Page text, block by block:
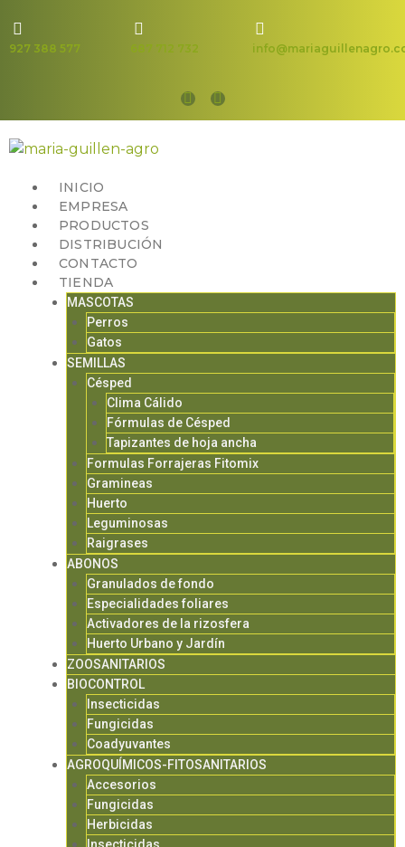
927 388 577 687 712 732
INICIO
EMPRESA
PRODUCTOS
DISTRIBUCIÓN
CONTACTO
TIENDA
MASCOTAS
Perros
Gatos
SEMILLAS
Césped
Clima Cálido
Fórmulas de Césped
Tapizantes de hoja ancha
Formulas Forrajeras Fitomix
Gramineas
Huerto
Leguminosas
Raigrases
ABONOS
Granulados de fondo
Especialidades foliares
Activadores de la rizosfera
Huerto Urbano y Jardín
ZOOSANITARIOS
BIOCONTROL
Insecticidas
Fungicidas
Coadyuvantes
AGROQUÍMICOS-FITOSANITARIOS
Accesorios
Fungicidas
Herbicidas